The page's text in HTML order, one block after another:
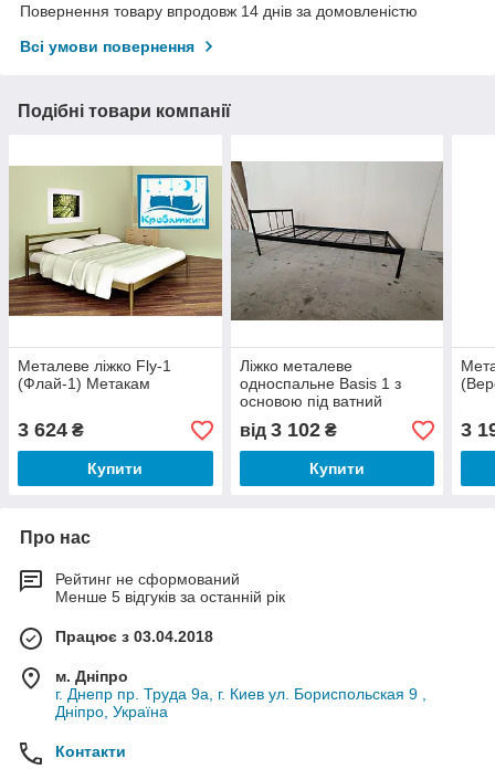
Повернення товару впродовж 14 днів за домовленістю
Всі умови повернення
Подібні товари компанії
Металеве ліжко Fly-1
(Флай-1) Метакам
3 624 ₴
Купити
Ліжко металеве
односпальне Basis 1 з
основою під ватний
матрац армійське ліжко
від 3 102₴
Купити
3
Про нас
Рейтинг не сформований
Менше 5 відгуків за останній рік
Працює з 03.04.2018
м. Дніпро
г. Днепр пр. Труда 9а, г. Киев ул. Бориспольская 9 ,
Дніпро, Україна
Контакти